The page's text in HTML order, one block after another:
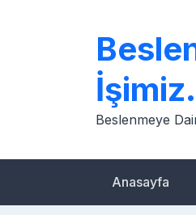
İşimiz.
Beslenmeye
Anasayfa